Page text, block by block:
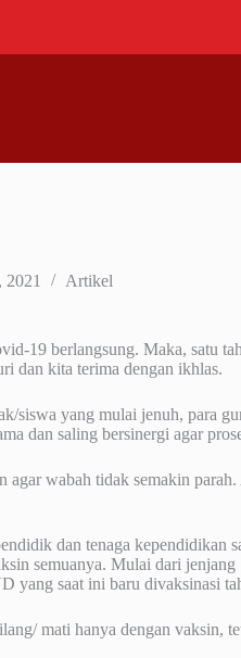
2021 Artikel
19 berlangsung. Maka, satu
dan kita terima dengan ikhlas.
siswa yang mulai jenuh, para
dan saling bersinergi agar
agar wabah tidak semakin
dan tenaga kependidikan
semuanya. Mulai dari
yang saat ini baru divaksinasi
mati hanya dengan vaksin,